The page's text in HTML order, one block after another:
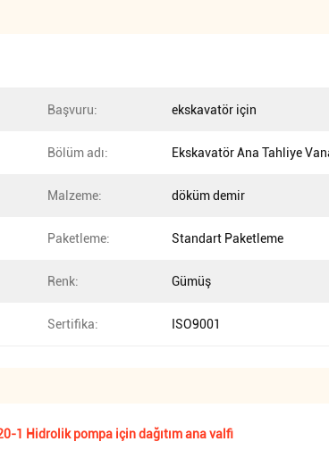
Başvuru: ekskavatör için
Bölüm adı: Ekskavatör Ana Tahliye
Malzeme: döküm demir
Paketleme: Standart Paketleme
Renk: Gümüş
Sertifika: ISO9001
1 Hidrolik pompa için dağıtım ana valfi